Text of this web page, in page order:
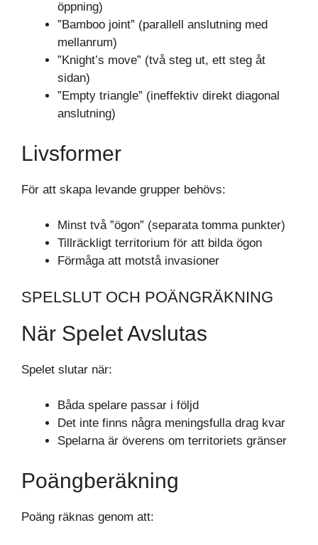
öppning)
”Bamboo joint” (parallell anslutning med
mellanrum)
”Knight’s move” (två steg ut, ett steg åt
sidan)
”Empty triangle” (ineffektiv direkt diagonal
anslutning)
Livsformer
För att skapa levande grupper behövs:
Minst två ”ögon” (separata tomma punkter)
Tillräckligt territorium för att bilda ögon
Förmåga att motstå invasioner
SPELSLUT OCH POÄNGRÄKNING
När Spelet Avslutas
Spelet slutar när:
Båda spelare passar i följd
Det inte finns några meningsfulla drag kvar
Spelarna är överens om territoriets gränser
Poängberäkning
Poäng räknas genom att: